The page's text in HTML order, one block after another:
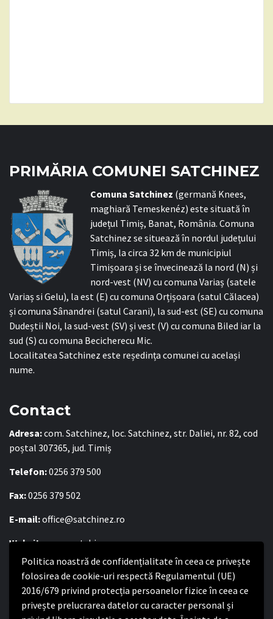
Politica noastră de confidențialitate în ceea ce privește
folosirea de cookie-uri respectă Regulamentul (UE)
2016/679 privind protecția persoanelor fizice în ceea ce
privește prelucrarea datelor cu caracter personal și
PRIMĂRIA COMUNEI SATCHINEZ
Comuna Satchinez (germană Knees,
maghiară Temeskenéz) este situată în
județul Timiș, Banat, România. Comuna
Satchinez se situează în nordul județului
Timiș, la circa 32 km de municipiul
Timișoara și se învecinează la nord (N) și
nord-vest (NV) cu comuna Variaș (satele
Variaș si Gelu), la est (E) cu comuna Orțișoara (satul Călacea)
și comuna Sânandrei (satul Carani), la sud-est (SE) cu comuna
Dudeștii Noi, la sud-vest (SV) și vest (V) cu comuna Biled iar la
sud (S) cu comuna Becicherecu Mic.
Localitatea Satchinez este reședința comunei cu același
nume.
Contact
Adresa:com. Satchinez, loc. Satchinez, str. Daliei, nr. 82, cod
poștal 307365, jud. Timiș
Telefon:0256 379 500
Fax:0256 379 502
E-mail:office@satchinez.ro
Website:www.satchinez.ro
Program cu publicul:
Luni – Joi:8:00-16:30
Vineri:8:00 – 14:00